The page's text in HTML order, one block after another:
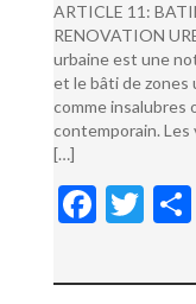
ARTICLE 11:
RENOVATION
urbaine est une
et le bâti de
comme insalubres
contemporain.
[…]
F
e
T
itt